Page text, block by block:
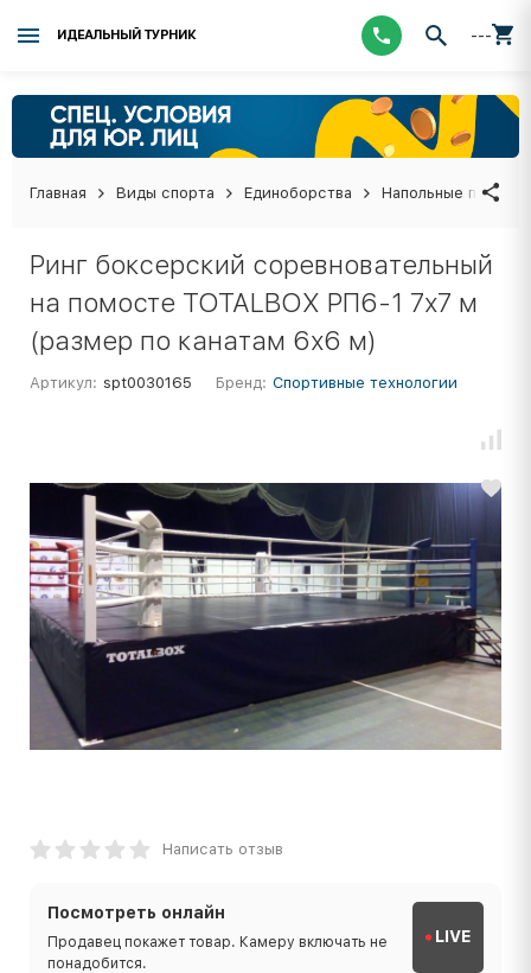
ИДЕАЛЬНЫЙ ТУРНИК ---
Главная Виды спорта Единоборства Напольные
Ринг боксерский соревновательный
на помосте TOTALBOX РП6-1 7х7 м
(размер по канатам 6х6 м)
Артикул: spt0030165 Бренд: Спортивные технологии
Написать отзыв
Посмотреть онлайн
Продавец покажет товар. Камеру включать не
понадобится.
LIVE